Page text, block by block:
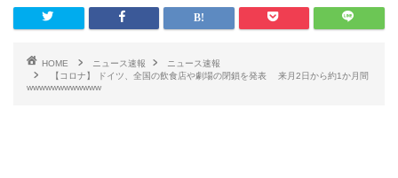
HOME ニュース速報
ニュース速報
【コロナ】 ドイツ、全国の飲食店や劇場の閉鎖を発表 来月2日から約1か月間
wwwwwwwwwwww